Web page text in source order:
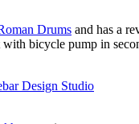
Drums and has a
bicycle pump in
Design Studio